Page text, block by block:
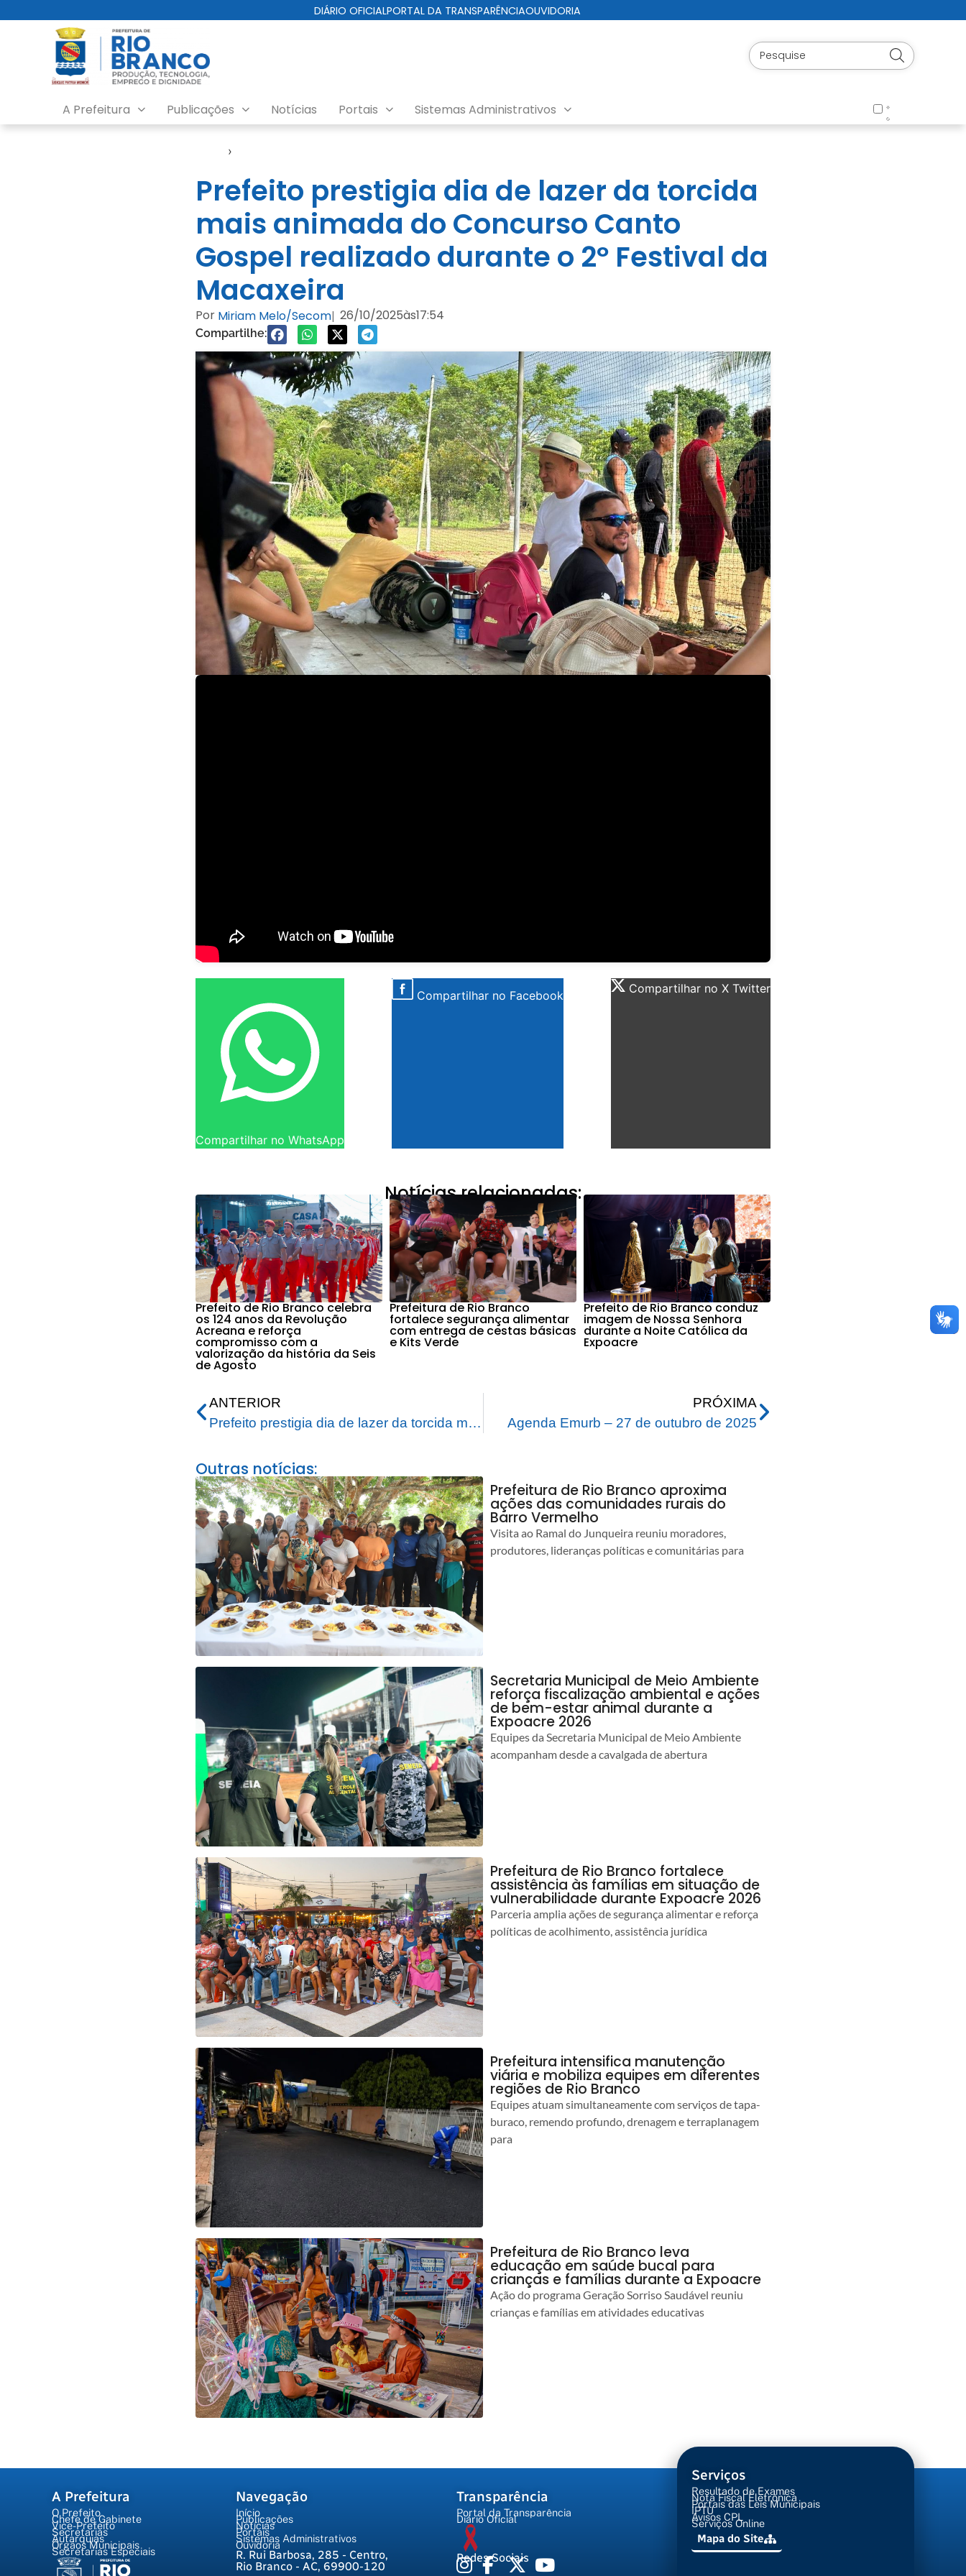
DIÁRIO OFICIALPORTAL DA TRANSPARÊNCIAOUVIDORIA
A Prefeitura Publicações Notícias Portais Sistemas Administrativos
›
Prefeito prestigia dia de lazer da torcida
mais animada do Concurso Canto
Gospel realizado durante o 2º Festival da
Macaxeira
Por Miriam Melo/Secom| 26/10/2025às17:54
Compartilhe:
Compartilhar no WhatsApp
Compartilhar no Facebook Compartilhar no X Twitter
Notícias relacionadas:
Prefeito de Rio Branco celebra
os 124 anos da Revolução
Acreana e reforça
compromisso com a
valorização da história da Seis
de Agosto
Prefeitura de Rio Branco
fortalece segurança alimentar
com entrega de cestas básicas
e Kits Verde
Prefeito de Rio Branco conduz
imagem de Nossa Senhora
durante a Noite Católica da
Expoacre
ANTERIOR
Prefeito prestigia dia de lazer da torcida mais animada do Concurso Canto Gospel realizado durante o 2º Festival da Macaxeira
PRÓXIMA
Agenda Emurb – 27 de outubro de 2025
Outras notícias:
Prefeitura de Rio Branco aproxima
ações das comunidades rurais do
Barro Vermelho
Visita ao Ramal do Junqueira reuniu moradores,
produtores, lideranças políticas e comunitárias para
Secretaria Municipal de Meio Ambiente
reforça fiscalização ambiental e ações
de bem-estar animal durante a
Expoacre 2026
Equipes da Secretaria Municipal de Meio Ambiente
acompanham desde a cavalgada de abertura
Prefeitura de Rio Branco fortalece
assistência às famílias em situação de
vulnerabilidade durante Expoacre 2026
Parceria amplia ações de segurança alimentar e reforça
políticas de acolhimento, assistência jurídica
Prefeitura intensifica manutenção
viária e mobiliza equipes em diferentes
regiões de Rio Branco
Equipes atuam simultaneamente com serviços de tapa-
buraco, remendo profundo, drenagem e terraplanagem
para
Prefeitura de Rio Branco leva
educação em saúde bucal para
crianças e famílias durante a Expoacre
Ação do programa Geração Sorriso Saudável reuniu
crianças e famílias em atividades educativas
A Prefeitura
O Prefeito
Chefe de Gabinete
Vice-Prefeito
Secretarias
Autarquias
Órgãos Municipais
Secretarias Especiais
Navegação
Início
Publicações
Notícias
Portais
Sistemas Administrativos
Ouvidoria
R. Rui Barbosa, 285 - Centro,
Rio Branco - AC, 69900-120
Transparência
Portal da Transparência
Diário Oficial
Redes Sociais
Serviços
Resultado de Exames
Nota Fiscal Eletrônica
Portais das Leis Municipais
IPTU
Avisos CPL
Serviços Online
Mapa do Site